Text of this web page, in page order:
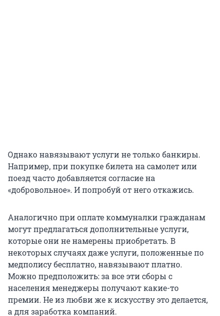
Однако навязывают услуги не только банкиры.
Например, при покупке билета на самолет или
поезд часто добавляется согласие на
«добровольное». И попробуй от него откажись.
Аналогично при оплате коммуналки гражданам
могут предлагаться дополнительные услуги,
которые они не намерены приобретать. В
некоторых случаях даже услуги, положенные по
медполису бесплатно, навязывают платно.
Можно предположить: за все эти сборы с
населения менеджеры получают какие-то
премии. Не из любви же к искусству это делается,
а для заработка компаний.